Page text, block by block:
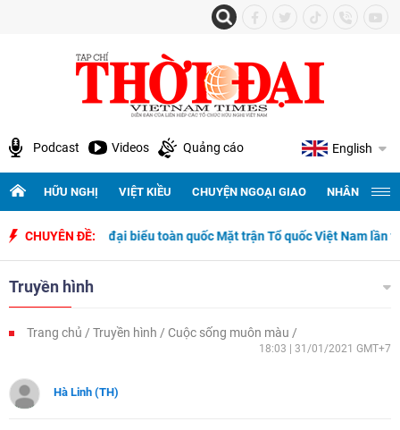
Podcast Videos Quảng cáo English
HỮU NGHỊ VIỆT KIỀU CHUYỆN NGOẠI GIAO NHÂN
CHUYÊN ĐỀ:
Đại hội đại biểu toàn quốc Mặt trận Tổ quốc Việt Nam lần thứ XI,
Truyền hình
Trang chủ Truyền hình Cuộc sống muôn màu
18:03 | 31/01/2021 GMT+7
Hà Linh (TH)